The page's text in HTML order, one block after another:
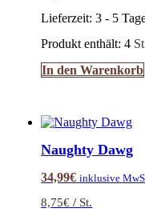
Lieferzeit:3 - 5
Produkt enthält: 4
In den Warenkorb
Naughty Dawg
34,99€ inklusive
8,75€ / St.